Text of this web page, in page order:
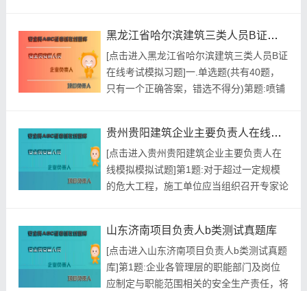
建筑安全员模拟考试题库 ...
黑龙江省哈尔滨建筑三类人员B证在线考试模拟习题
[点击进入黑龙江省哈尔滨建筑三类人员B证
在线考试模拟习题]一.单选题(共有40题，
只有一个正确答案，错选不得分)第题:喷铺
案:查看最佳答案更多最新建筑行业考试题
库--黑龙江省哈尔滨建筑三类人员B证在线
考试模拟习题请关注上面的微.信.公.众.
号：...
贵州贵阳建筑企业主要负责人在线模拟模拟试题
[点击进入贵州贵阳建筑企业主要负责人在
线模拟模拟试题]第1题:对于超过一定规模
的危大工程，施工单位应当组织召开专家论
单位B.监理单位C.施工总承包单位D.专业分
包单位参考答案:查看最佳答案参考解析:根
据《危险性较大的分部分项工程安全管理规
定》，对于超...
山东济南项目负责人b类测试真题库
[点击进入山东济南项目负责人b类测试真题
库]第1题:企业各管理层的职能部门及岗位
应制定与职能范围相关的安全生产责任，将